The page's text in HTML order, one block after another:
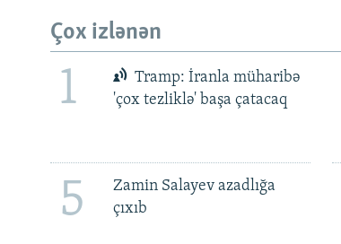
Çox izlənən
1
Tramp: İranla müharibə
'çox tezliklə' başa çatacaq
5
Zamin Salayev azadlığa
çıxıb